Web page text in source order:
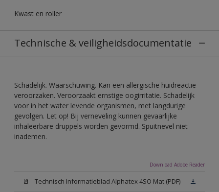
Kwast en roller
Technische & veiligheidsdocumentatie
Schadelijk. Waarschuwing. Kan een allergische huidreactie
veroorzaken. Veroorzaakt ernstige oogirritatie. Schadelijk
voor in het water levende organismen, met langdurige
gevolgen. Let op! Bij verneveling kunnen gevaarlijke
inhaleerbare druppels worden gevormd. Spuitnevel niet
inademen.
Download Adobe Reader
Technisch Informatieblad Alphatex 4SO Mat (PDF)